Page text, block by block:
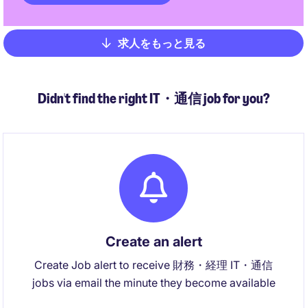
Pagination
求人をもっと見る
Didn't find the right IT・通信 job for you?
Create an alert
Create Job alert to receive 財務・経理 IT・通信
jobs via email the minute they become available